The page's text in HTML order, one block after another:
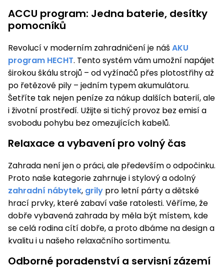
ACCU program: Jedna baterie, desítky
pomocníků
Revolucí v moderním zahradničení je nášAKU
program HECHT. Tento systém vám umožní napájet
širokou škálu strojů – od vyžínačů přes plotostřihy až
po řetězové pily – jedním typem akumulátoru.
Šetříte tak nejen peníze za nákup dalších baterií, ale
i životní prostředí. Užijte si tichý provoz bez emisí a
svobodu pohybu bez omezujících kabelů.
Relaxace a vybavení pro volný čas
Zahrada není jen o práci, ale především o odpočinku.
Proto naše kategorie zahrnuje i stylový a odolný
zahradní nábytek, grily pro letní párty a dětské
hrací prvky, které zabaví vaše ratolesti. Věříme, že
dobře vybavená zahrada by měla být místem, kde
se celá rodina cítí dobře, a proto dbáme na design a
kvalitu i u našeho relaxačního sortimentu.
Odborné poradenství a servisní zázemí